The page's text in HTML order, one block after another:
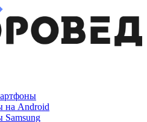
на Android